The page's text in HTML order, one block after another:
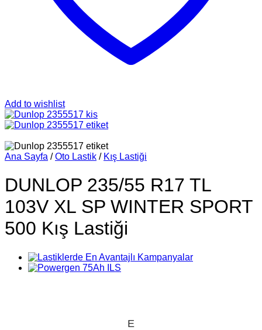
Add to wishlist
Ana Sayfa / Oto Lastik / Kış Lastiği
DUNLOP 235/55 R17 TL
103V XL SP WINTER SPORT
500 Kış Lastiği
E